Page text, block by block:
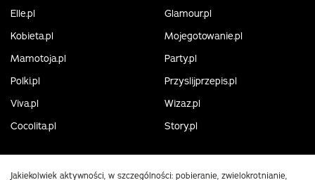
Elle.pl
Glamour.pl
Kobieta.pl
Mojegotowanie.pl
Mamotoja.pl
Party.pl
Polki.pl
Przyslijprzepis.pl
Viva.pl
Wizaz.pl
Cocolita.pl
Story.pl
Jakiekolwiek aktywności, w szczególności: pobieranie, zwielokrotnianie,